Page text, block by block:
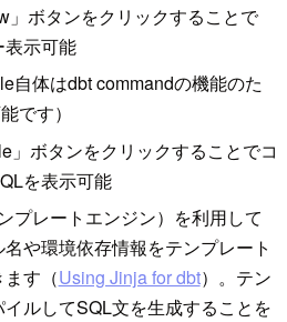
」ボタンをクリックすることで
示可能
自体はdbt commandの機能のた
です）
」ボタンをクリックすることでコ
を表示可能
プレートエンジン）を利用して
や環境依存情報をテンプレート
す（Using Jinja for dbt）。テン
ルしてSQL文を生成することを